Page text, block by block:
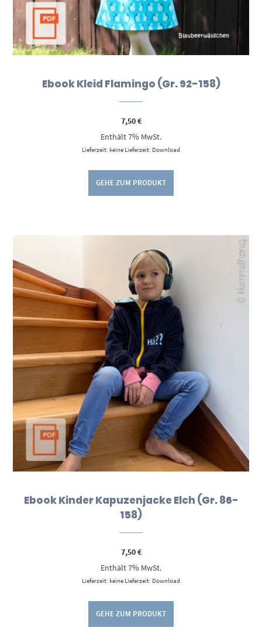
Ebook Kleid Flamingo (Gr. 92-158)
7,50€
Enthält 7% MwSt.
Lieferzeit: keine Lieferzeit: Download
GEHE ZUM PRODUKT
Ebook Kinder Kapuzenjacke Elch (Gr. 86-
158)
7,50€
Enthält 7% MwSt.
Lieferzeit: keine Lieferzeit: Download
GEHE ZUM PRODUKT